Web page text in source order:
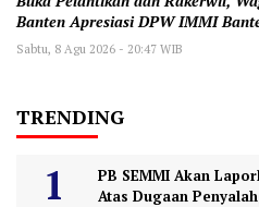
Banten Apresiasi DPW IMMI
Sabtu, 8 Agu 2026 - 20:47 WIB
TRENDING
PB SEMMI Akan
Atas Dugaan